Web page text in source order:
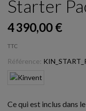
Starter
4 390,00 €
TTC
Référence:
Ce qui est inclus dans